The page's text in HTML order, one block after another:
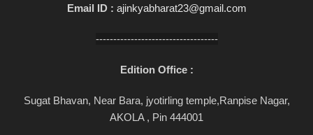
Email ID : ajinkyabharat23@gmail.com
-----------------------------------
Edition Office :
Sugat Bhavan, Near Bara, jyotirling temple,Ranpise Nagar,
AKOLA , Pin 444001